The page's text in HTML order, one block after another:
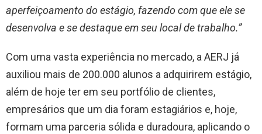
aperfeiçoamento do estágio, fazendo com que ele se
desenvolva e se destaque em seu local de trabalho.”
Com uma vasta experiência no mercado, a AERJ já
auxiliou mais de 200.000 alunos a adquirirem estágio,
além de hoje ter em seu portfólio de clientes,
empresários que um dia foram estagiários e, hoje,
formam uma parceria sólida e duradoura, aplicando o